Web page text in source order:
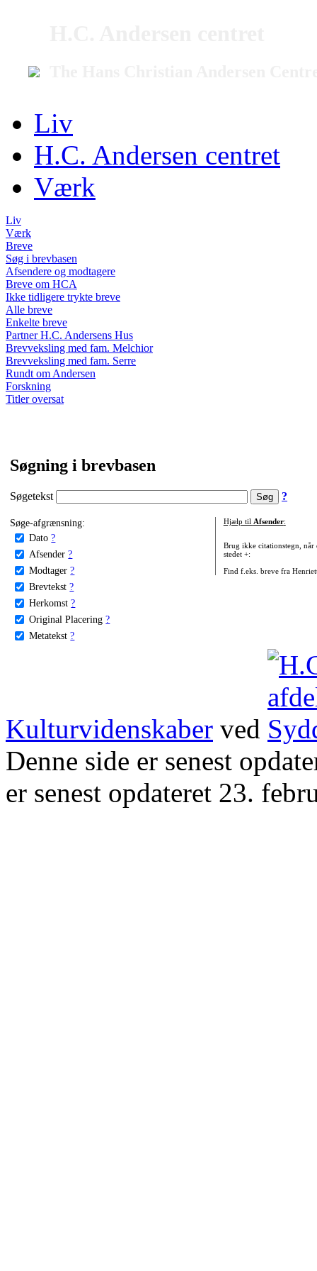
Liv
H.C. Andersen centret
Værk
Liv
Værk
Breve
Søg i brevbasen
Afsendere og modtagere
Breve om HCA
Ikke tidligere trykte breve
Alle breve
Enkelte breve
Partner H.C. Andersens Hus
Brevveksling med fam. Melchior
Brevveksling med fam. Serre
Rundt om Andersen
Forskning
Titler oversat
Søgning i brevbasen
Søgetekst ?
Søge-afgrænsning:
Dato ?
Afsender ?
Modtager ?
Brevtekst ?
Herkomst ?
Original Placering ?
Metatekst ?
Hjælp til Afsender:
Brug ikke citationstegn, når
stedet +:
Find f.eks. breve fra
Kulturvidenskaber ved
Denne side er senest
er senest opdateret 23.